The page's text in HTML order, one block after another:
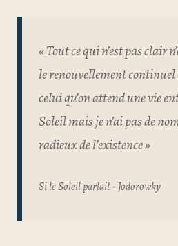
« Tout ce qui n’est pas clair
le renouvellement continuel
celui qu’on attend une vie
Soleil mais je n’ai pas de
radieux de l’existence »
Si le Soleil parlait - Jodorowky